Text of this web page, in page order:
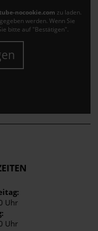
nocookie.com zu laden.
werden. Wenn Sie
bitte auf "Bestätigen".
Uhr
Uhr